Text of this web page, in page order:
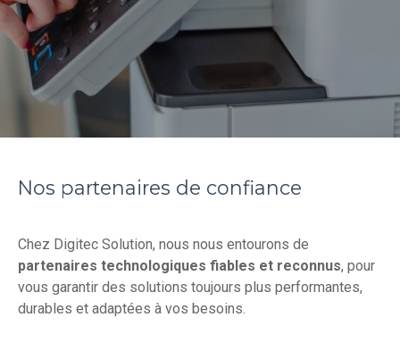
Nos partenaires de confiance
Chez Digitec Solution, nous nous entourons de
partenaires technologiques fiables et reconnus, pour
vous garantir des solutions toujours plus performantes,
durables et adaptées à vos besoins.